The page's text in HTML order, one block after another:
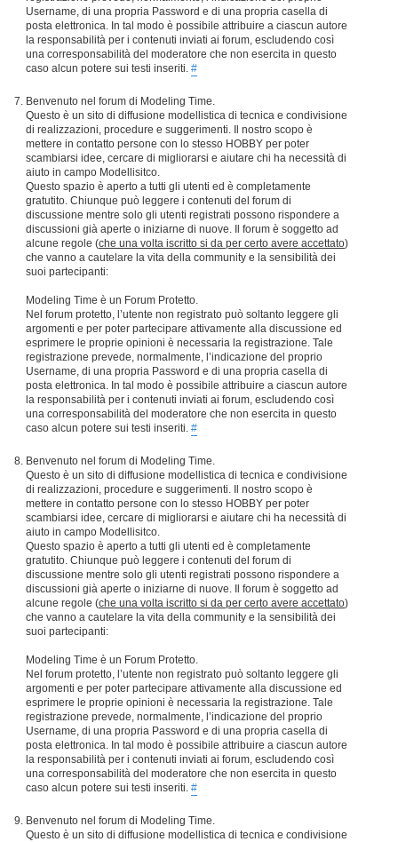
Username, di una propria Password e di una propria casella di
posta elettronica. In tal modo è possibile attribuire a ciascun autore
la responsabilità per i contenuti inviati ai forum, escludendo così
una corresponsabilità del moderatore che non esercita in questo
caso alcun potere sui testi inseriti. #
Benvenuto nel forum di Modeling Time.
Questo è un sito di diffusione modellistica di tecnica e condivisione
di realizzazioni, procedure e suggerimenti. Il nostro scopo è
mettere in contatto persone con lo stesso HOBBY per poter
scambiarsi idee, cercare di migliorarsi e aiutare chi ha necessità di
aiuto in campo Modellisitco.
Questo spazio è aperto a tutti gli utenti ed è completamente
gratutito. Chiunque può leggere i contenuti del forum di
discussione mentre solo gli utenti registrati possono rispondere a
discussioni già aperte o iniziarne di nuove. Il forum è soggetto ad
alcune regole (che una volta iscritto si da per certo avere accettato)
che vanno a cautelare la vita della community e la sensibilità dei
suoi partecipanti:
Modeling Time è un Forum Protetto.
Nel forum protetto, l’utente non registrato può soltanto leggere gli
argomenti e per poter partecipare attivamente alla discussione ed
esprimere le proprie opinioni è necessaria la registrazione. Tale
registrazione prevede, normalmente, l’indicazione del proprio
Username, di una propria Password e di una propria casella di
posta elettronica. In tal modo è possibile attribuire a ciascun autore
la responsabilità per i contenuti inviati ai forum, escludendo così
una corresponsabilità del moderatore che non esercita in questo
caso alcun potere sui testi inseriti. #
Benvenuto nel forum di Modeling Time.
Questo è un sito di diffusione modellistica di tecnica e condivisione
di realizzazioni, procedure e suggerimenti. Il nostro scopo è
mettere in contatto persone con lo stesso HOBBY per poter
scambiarsi idee, cercare di migliorarsi e aiutare chi ha necessità di
aiuto in campo Modellisitco.
Questo spazio è aperto a tutti gli utenti ed è completamente
gratutito. Chiunque può leggere i contenuti del forum di
discussione mentre solo gli utenti registrati possono rispondere a
discussioni già aperte o iniziarne di nuove. Il forum è soggetto ad
alcune regole (che una volta iscritto si da per certo avere accettato)
che vanno a cautelare la vita della community e la sensibilità dei
suoi partecipanti:
Modeling Time è un Forum Protetto.
Nel forum protetto, l’utente non registrato può soltanto leggere gli
argomenti e per poter partecipare attivamente alla discussione ed
esprimere le proprie opinioni è necessaria la registrazione. Tale
registrazione prevede, normalmente, l’indicazione del proprio
Username, di una propria Password e di una propria casella di
posta elettronica. In tal modo è possibile attribuire a ciascun autore
la responsabilità per i contenuti inviati ai forum, escludendo così
una corresponsabilità del moderatore che non esercita in questo
caso alcun potere sui testi inseriti. #
Benvenuto nel forum di Modeling Time.
Questo è un sito di diffusione modellistica di tecnica e condivisione